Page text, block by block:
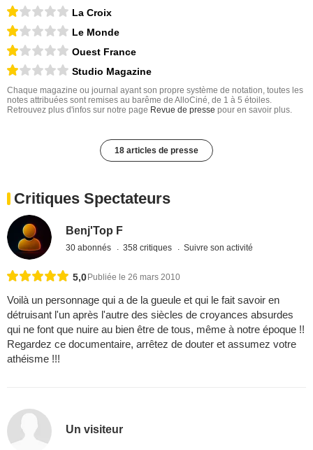
La Croix
Le Monde
Ouest France
Studio Magazine
Chaque magazine ou journal ayant son propre système de notation, toutes les
notes attribuées sont remises au barême de AlloCiné, de 1 à 5 étoiles.
Retrouvez plus d'infos sur notre page Revue de presse pour en savoir plus.
18 articles de presse
Critiques Spectateurs
Benj'Top F
30 abonnés 358 critiques Suivre son activité
5,0Publiée le 26 mars 2010
Voilà un personnage qui a de la gueule et qui le fait savoir en
détruisant l'un après l'autre des siècles de croyances absurdes
qui ne font que nuire au bien être de tous, même à notre époque !!
Regardez ce documentaire, arrêtez de douter et assumez votre
athéisme !!!
Un visiteur